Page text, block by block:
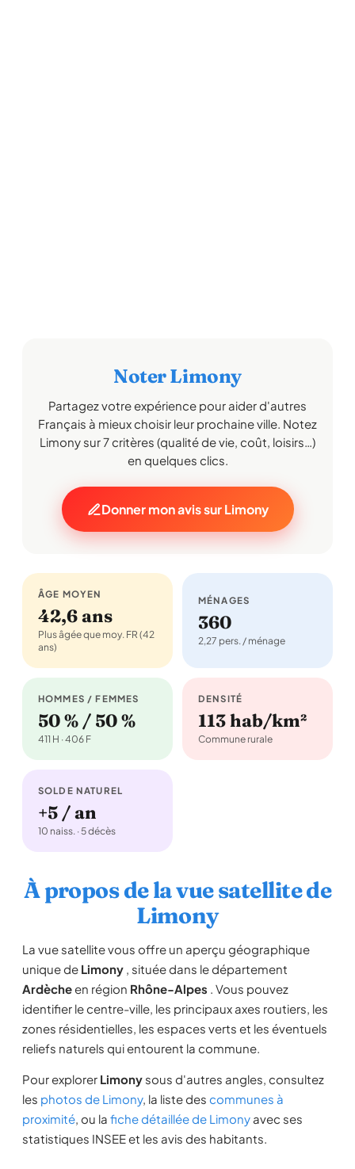
Noter Limony
Partagez votre expérience pour aider d'autres
Français à mieux choisir leur prochaine ville. Notez
Limony sur 7 critères (qualité de vie, coût, loisirs…)
en quelques clics.
Donner mon avis sur Limony
ÂGE MOYEN
42,6 ans
Plus âgée que moy. FR (42
ans)
MÉNAGES
360
2,27 pers. / ménage
HOMMES / FEMMES
50 % / 50 %
411 H · 406 F
DENSITÉ
113 hab/km²
Commune rurale
SOLDE NATUREL
+5 / an
10 naiss. · 5 décès
À propos de la vue satellite de
Limony
La vue satellite vous offre un aperçu géographique
unique de Limony , située dans le département
Ardècheen région Rhône-Alpes . Vous pouvez
identifier le centre-ville, les principaux axes routiers, les
zones résidentielles, les espaces verts et les éventuels
reliefs naturels qui entourent la commune.
Pour explorer Limony sous d'autres angles, consultez
les photos de Limony, la liste des communes à
proximité, ou la fiche détaillée de Limony avec ses
statistiques INSEE et les avis des habitants.